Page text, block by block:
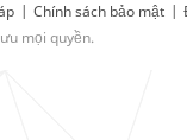
| Chính sách bảo mật |
mọi quyền.